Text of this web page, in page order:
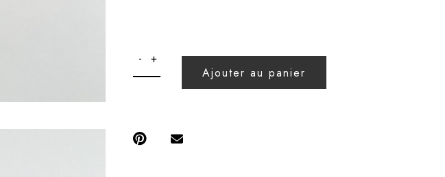
Ajouter au panier